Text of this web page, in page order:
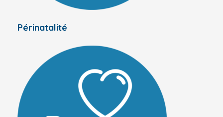
Périnatalité